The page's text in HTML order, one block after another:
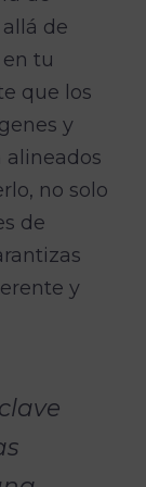
allá de
tu
que los
y
alineados
no solo
de
y